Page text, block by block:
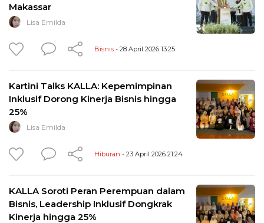
Makassar
Lisa Emilda
Bisnis - 28 April 2026 13:25
Kartini Talks KALLA: Kepemimpinan
Inklusif Dorong Kinerja Bisnis hingga
25%
Lisa Emilda
Hiburan - 23 April 2026 21:24
KALLA Soroti Peran Perempuan dalam
Bisnis, Leadership Inklusif Dongkrak
Kinerja hingga 25%